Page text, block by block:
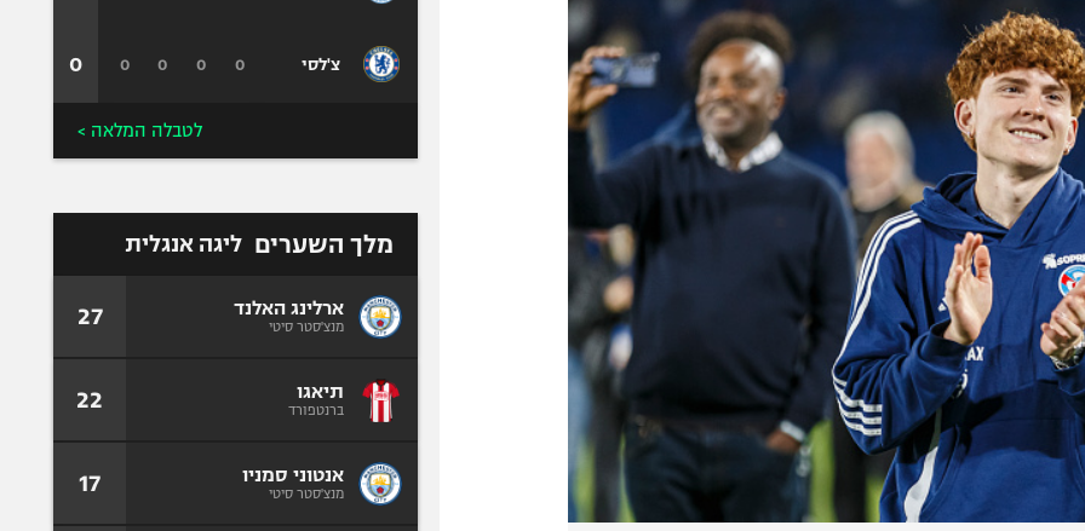
צ'לסי 0
0
0
0
0
לטבלה המלאה >
מלך השערים ליגה אנגלית
ארלינג האלנד
מנצ'סטר סיטי 27
תיאגו
ברנטפורד 22
אנטוני סמניו
מנצ'סטר סיטי 17